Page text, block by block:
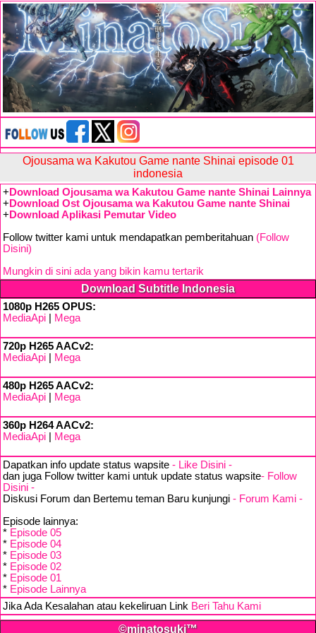
Ojousama wa Kakutou Game nante Shinai episode 01
indonesia
+ Download Ojousama wa Kakutou Game nante Shinai Lainnya
+ Download Ost Ojousama wa Kakutou Game nante Shinai
+ Download Aplikasi Pemutar Video
Follow twitter kami untuk mendapatkan pemberitahuan (Follow
Disini)
Mungkin di sini ada yang bikin kamu tertarik
Download Subtitle Indonesia
1080p H265 OPUS:
MediaApi
Mega
720p H265 AACv2:
MediaApi
Mega
480p H265 AACv2:
MediaApi
Mega
360p H264 AACv2:
MediaApi
Mega
Dapatkan info update status wapsite - Like Disini -
dan juga Follow twitter kami untuk update status wapsite- Follow
Disini -
Diskusi Forum dan Bertemu teman Baru kunjungi - Forum Kami -
Episode lainnya:
* Episode 05
* Episode 04
* Episode 03
* Episode 02
* Episode 01
* Episode Lainnya
Jika Ada Kesalahan atau kekeliruan Link Beri Tahu Kami
©minatosuki™